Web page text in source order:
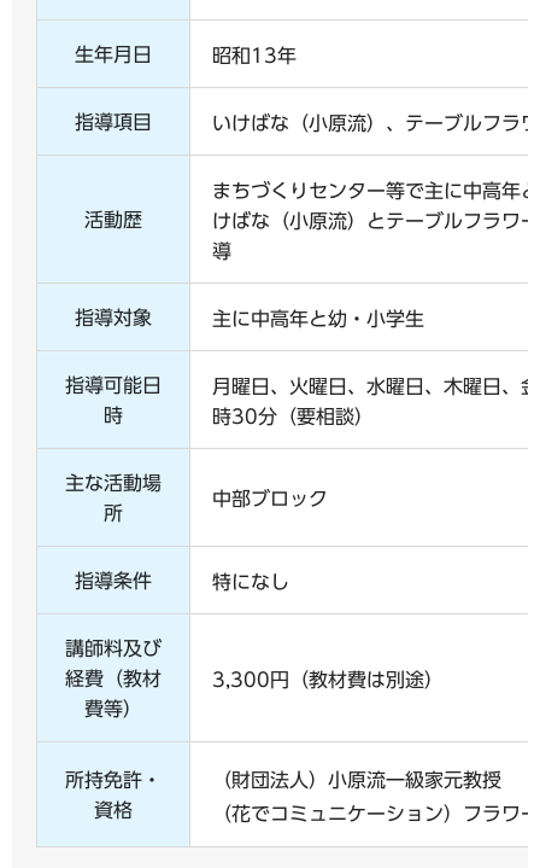
生年月日 昭和13年
指導項目 いけばな（小原流）、テーブルフラ
活動歴
まちづくりセンター等で主に中高年
けばな（小原流）とテーブルフラワ
導
指導対象 主に中高年と幼・小学生
指導可能日
時
月曜日、火曜日、水曜日、木曜日
時30分（要相談）
主な活動場
所
中部ブロック
指導条件 特になし
講師料及び
経費（教材
費等）
3,300円（教材費は別途）
所持免許・
資格
（財団法人）小原流一級家元教授
（花でコミュニケーション）フラワ